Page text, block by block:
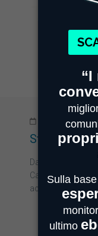
28/12/2012
Stop alle
Dal 1° gennaio
Camera e
accessibili su…